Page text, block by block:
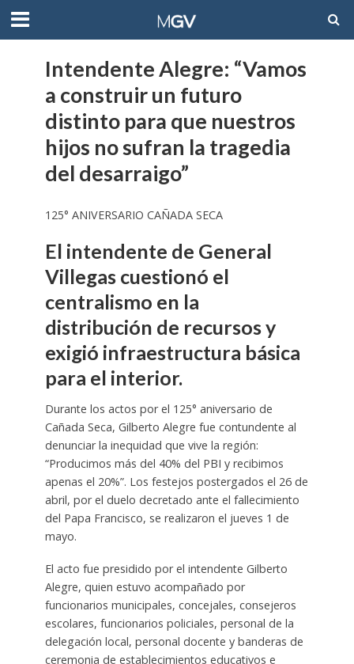
Intendente Alegre: “Vamos
a construir un futuro
distinto para que nuestros
hijos no sufran la tragedia
del desarraigo”
125° ANIVERSARIO CAÑADA SECA
El intendente de General
Villegas cuestionó el
centralismo en la
distribución de recursos y
exigió infraestructura básica
para el interior.
Durante los actos por el 125° aniversario de
Cañada Seca, Gilberto Alegre fue contundente al
denunciar la inequidad que vive la región:
“Producimos más del 40% del PBI y recibimos
apenas el 20%”. Los festejos postergados el 26 de
abril, por el duelo decretado ante el fallecimiento
del Papa Francisco, se realizaron el jueves 1 de
mayo.
El acto fue presidido por el intendente Gilberto
Alegre, quien estuvo acompañado por
funcionarios municipales, concejales, consejeros
escolares, funcionarios policiales, personal de la
delegación local, personal docente y banderas de
ceremonia de establecimientos educativos e